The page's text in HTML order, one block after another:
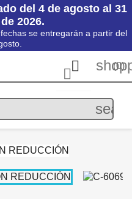
del 4 de agosto al 31
2026.
se entregarán a partir del
 (0)
